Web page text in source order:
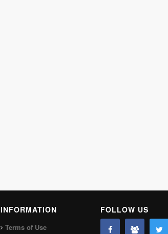
INFORMATION
Terms of Use
FOLLOW US